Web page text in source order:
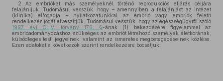
2. Az embriókat más személyeknél történő reprodukciós eljárás céljára
felajánljuk. Tudomásul vesszük, hogy – amennyiben a felajánlást az intézet
(klinika) elfogadja – nyilatkozatunkkal az embrió vagy embriók feletti
rendelkezés jogát elveszítjük. Tudomásul vesszük, hogy az egészségügyről szóló
1997. évi CLIV. törvény 176. §-ának (1) bekezdésére figyelemmel az
embrióadományozáshoz szükséges az embriót létrehozó személyek életkorának,
külsődleges testi jegyeinek, valamint az ismeretes megbetegedéseinek közlése.
Ezen adatokat a következők szerint rendelkezésre bocsátjuk: